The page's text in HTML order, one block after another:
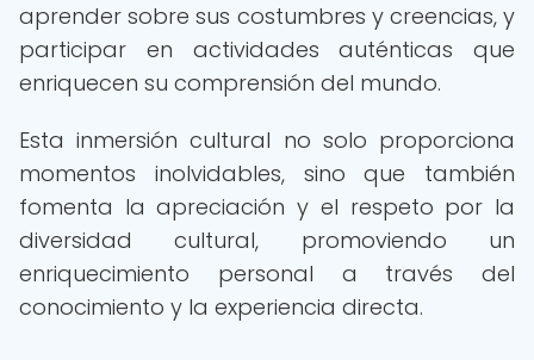
aprender sobre sus costumbres y creencias, y
participar en actividades auténticas que
enriquecen su comprensión del mundo.
Esta inmersión cultural no solo proporciona
momentos inolvidables, sino que también
fomenta la apreciación y el respeto por la
diversidad cultural, promoviendo un
enriquecimiento personal a través del
conocimiento y la experiencia directa.